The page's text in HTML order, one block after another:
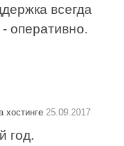
всегда
оперативно.
хостинге 25.09.2017
год.